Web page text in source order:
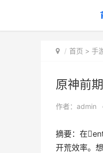
首页 > 手
原神前
作者： admin
摘要：在
开荒效率。